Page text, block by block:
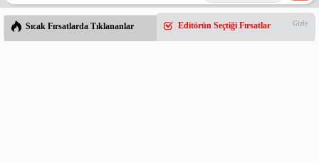
Sıcak Fırsatlarda Tıklananlar Editörün Seçtiği Fırsatlar Gizle